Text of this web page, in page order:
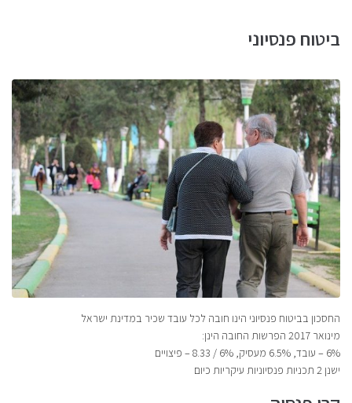
ביטוח פנסיוני
החסכון בביטוח פנסיוני הינו חובה לכל עובד שכיר במדינת ישראל
מינואר 2017 הפרשות החובה הינן:
6% – עובד, 6.5% מעסיק, 6% / 8.33 – פיצויים
ישנן 2 תכניות פנסיוניות עיקריות כיום